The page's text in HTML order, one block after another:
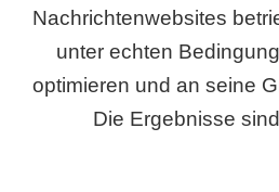
Nachrichtenwebsites
unter echten
optimieren und an seine
Die Ergebnisse